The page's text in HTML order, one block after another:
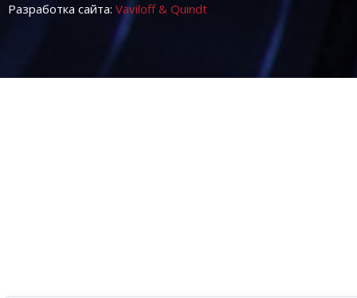
Разработка сайта: Vaviloff & Quindt